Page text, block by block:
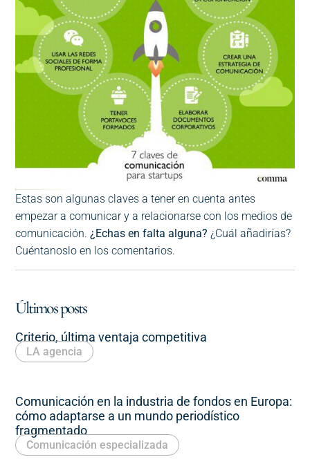
Estas son algunas claves a tener en cuenta antes
empezar a comunicar y a relacionarse con los medios de
comunicación.¿Echas en falta alguna? ¿Cuál añadirías?
Cuéntanoslo en los comentarios.
Últimos posts
Criterio, última ventaja competitiva
LA agencia
Comunicación en la industria de fondos en Europa:
cómo adaptarse a un mundo periodístico
fragmentado
Comunicación especializada